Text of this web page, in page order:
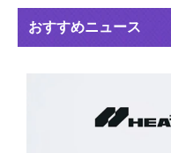
おすすめニュース